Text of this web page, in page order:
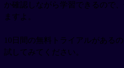
か確認しながら学習できるので
ますよ。
10日間の無料トライアルがある
試してみてください。